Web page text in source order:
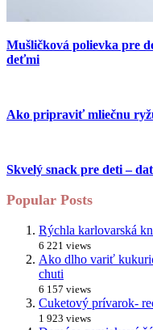
Mušličková polievka pre
deťmi
Ako pripraviť mliečnu
Skvelý snack pre deti –
Popular Posts
Rýchla karlovarská
6 221 views
Ako dlho variť
chuti
6 157 views
Cuketový prívarok-
1 923 views